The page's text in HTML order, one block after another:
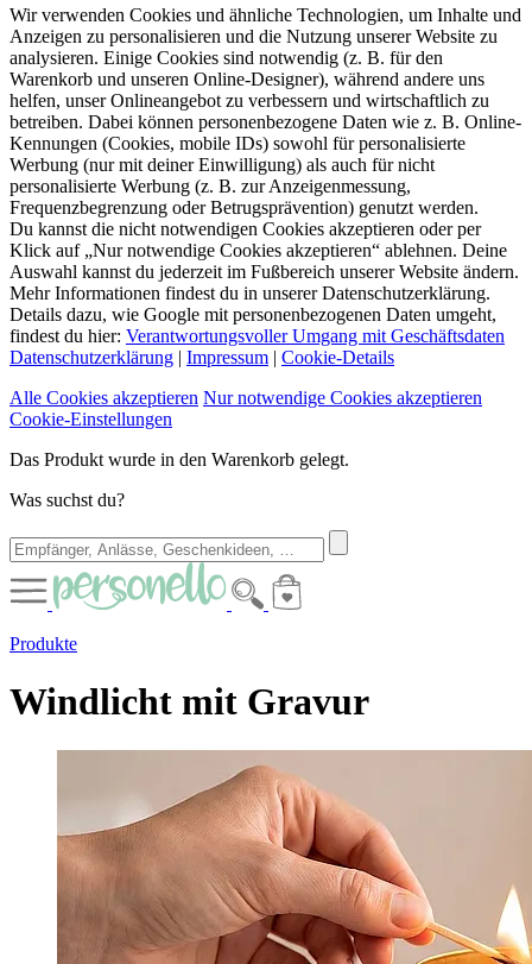
Wir verwenden Cookies und ähnliche Technologien, um Inhalte und
Anzeigen zu personalisieren und die Nutzung unserer Website zu
analysieren. Einige Cookies sind notwendig (z. B. für den
Warenkorb und unseren Online-Designer), während andere uns
helfen, unser Onlineangebot zu verbessern und wirtschaftlich zu
betreiben. Dabei können personenbezogene Daten wie z. B. Online-
Kennungen (Cookies, mobile IDs) sowohl für personalisierte
Werbung (nur mit deiner Einwilligung) als auch für nicht
personalisierte Werbung (z. B. zur Anzeigenmessung,
Frequenzbegrenzung oder Betrugsprävention) genutzt werden.
Du kannst die nicht notwendigen Cookies akzeptieren oder per
Klick auf „Nur notwendige Cookies akzeptieren“ ablehnen. Deine
Auswahl kannst du jederzeit im Fußbereich unserer Website ändern.
Mehr Informationen findest du in unserer Datenschutzerklärung.
Details dazu, wie Google mit personenbezogenen Daten umgeht,
findest du hier: Verantwortungsvoller Umgang mit Geschäftsdaten
Datenschutzerklärung | Impressum | Cookie-Details
Alle Cookies akzeptieren Nur notwendige Cookies akzeptieren
Cookie-Einstellungen
Das Produkt wurde in den Warenkorb gelegt.
Was suchst du?
Produkte
Windlicht mit Gravur